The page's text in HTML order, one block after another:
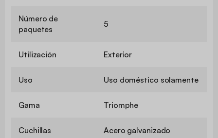
Número de
paquetes
5
Utilización Exterior
Uso Uso doméstico solamente
Gama Triomphe
Cuchillas Acero galvanizado